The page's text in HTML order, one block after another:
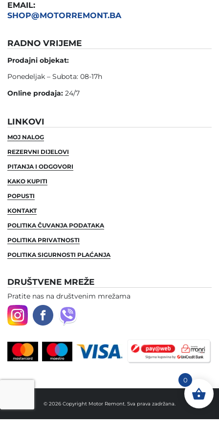
EMAIL:
SHOP@MOTORREMONT.BA
RADNO VRIJEME
Prodajni objekat:
Ponedeljak – Subota: 08-17h
Online prodaja: 24/7
LINKOVI
MOJ NALOG
REZERVNI DIJELOVI
PITANJA I ODGOVORI
KAKO KUPITI
POPUSTI
KONTAKT
POLITIKA ČUVANJA PODATAKA
POLITIKA PRIVATNOSTI
POLITIKA SIGURNOSTI PLAĆANJA
DRUŠTVENE MREŽE
Pratite nas na društvenim mrežama
© 2026 Copyright Motor Remont. Sva prava zadržana.
0